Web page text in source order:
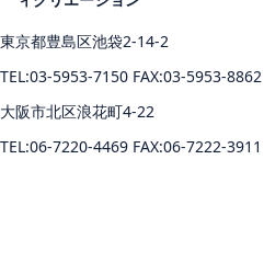
東京都豊島区池袋2-14-2
TEL:03-5953-7150 FAX:03-5953-8862
大阪市北区浪花町4-22
TEL:06-7220-4469 FAX:06-7222-3911